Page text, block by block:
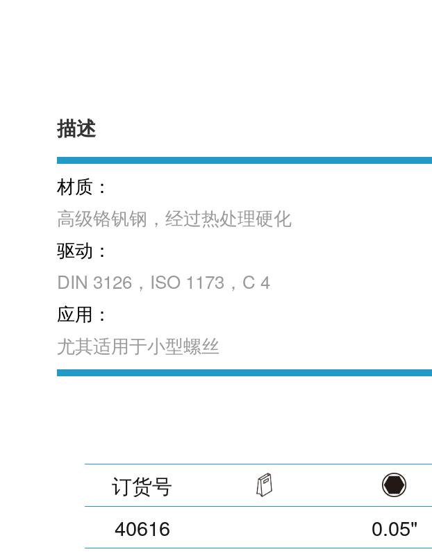
描述
材质：
高级铬钒钢，经过热处理硬化
驱动：
DIN 3126，ISO 1173，C 4
应用：
尤其适用于小型螺丝
订货号
40616
0.05"